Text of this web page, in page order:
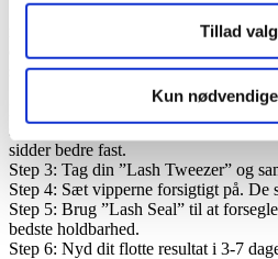
Tillad
Kun
Step 1: Rens dine øjenvipper
makeup rester og olie for at sikre den
evt. bukke dine øjenvipper med en
som du ønsker at påføre.
Step 2: Påfør ”Lash Bond” på
Den skal påføres ca. 0,5-1mm fra
sekunder så den ikke er helt våd men
sidder bedre fast.
Step 3: Tag din ”Lash Tweezer” og
Step 4: Sæt vipperne forsigtigt på. De
Step 5: Brug ”Lash Seal” til at
bedste holdbarhed.
Step 6: Nyd dit flotte resultat i 3-7